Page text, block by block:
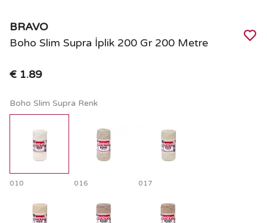
BRAVO
Boho Slim Supra İplik 200 Gr 200 Metre
€ 1.89
Boho Slim Supra Renk
010 016 017